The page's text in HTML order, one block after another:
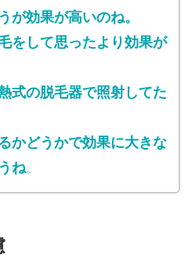
が効果が高いのね。
をして思ったより効果が
式の脱毛器で照射してた
かどうかで効果に大きな
ね。